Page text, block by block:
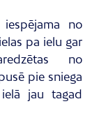
no
pa ielu gar
no
pie sniega
jau tagad